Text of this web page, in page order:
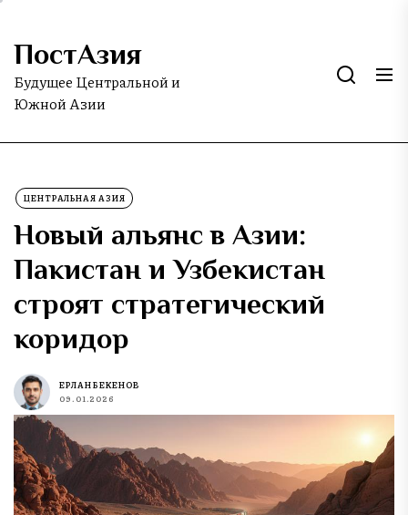
Skip
the
content
ПостАзия
Будущее Центральной и
Южной Азии
ЦЕНТРАЛЬНАЯ АЗИЯ
Новый альянс в Азии:
Пакистан и Узбекистан
строят стратегический
коридор
ЕРЛАН БЕКЕНОВ
09.01.2026